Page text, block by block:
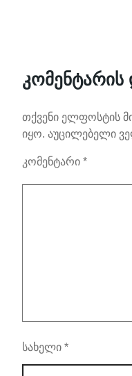
კომენტარის
თქვენი ელფოსტის
იყო. აუცილებელი
კომენტარი *
სახელი *